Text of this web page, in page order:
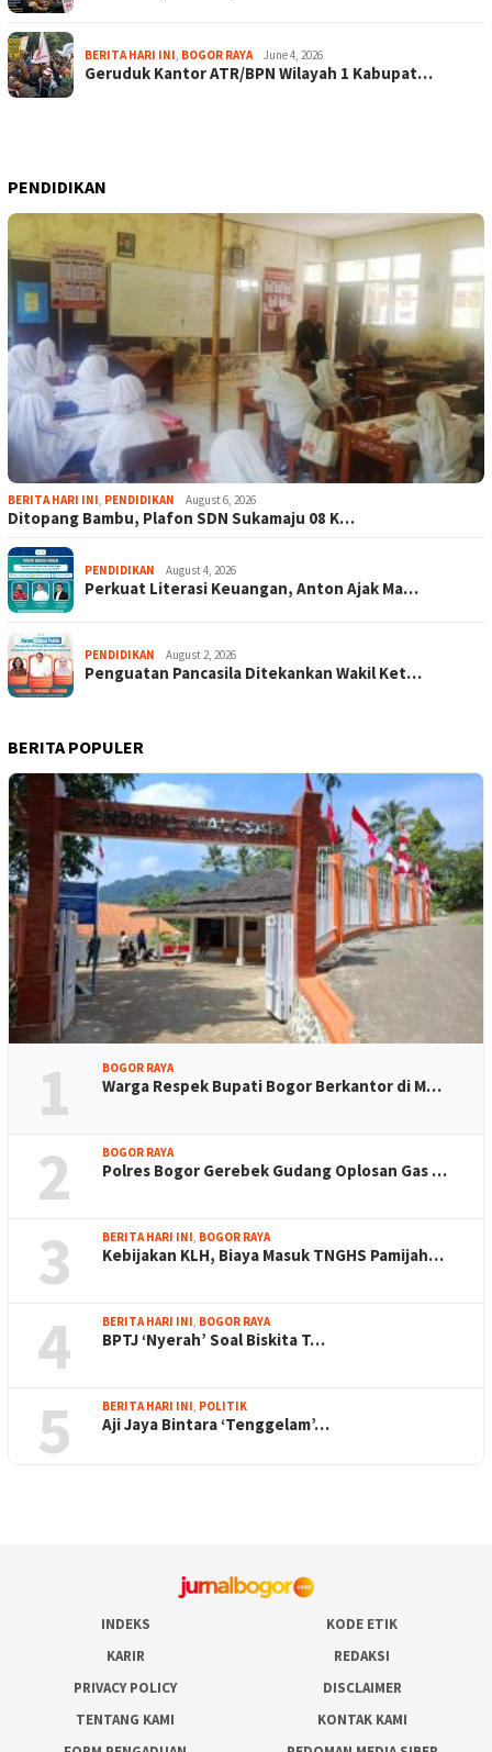
BERITA HARI INI, BOGOR RAYA June 4, 2026
Geruduk Kantor ATR/BPN Wilayah 1 Kabupat…
PENDIDIKAN
BERITA HARI INI, PENDIDIKAN August 6, 2026
Ditopang Bambu, Plafon SDN Sukamaju 08 K…
PENDIDIKAN August 4, 2026
Perkuat Literasi Keuangan, Anton Ajak Ma…
PENDIDIKAN August 2, 2026
Penguatan Pancasila Ditekankan Wakil Ket…
BERITA POPULER
1 BOGOR RAYA
Warga Respek Bupati Bogor Berkantor di M…
2 BOGOR RAYA
Polres Bogor Gerebek Gudang Oplosan Gas …
3 BERITA HARI INI, BOGOR RAYA
Kebijakan KLH, Biaya Masuk TNGHS Pamijah…
4 BERITA HARI INI, BOGOR RAYA
BPTJ ‘Nyerah’ Soal Biskita T…
5 BERITA HARI INI, POLITIK
Aji Jaya Bintara ‘Tenggelam’…
INDEKS
KODE ETIK
KARIR
REDAKSI
PRIVACY POLICY
DISCLAIMER
TENTANG KAMI
KONTAK KAMI